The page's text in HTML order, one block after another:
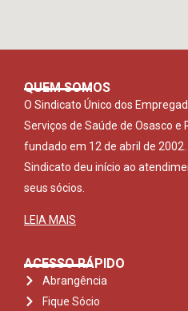
QUEM SOMOS
O Sindicato Único dos
Serviços de Saúde de Osasco e
fundado em 12 de abril de
Sindicato deu início ao
seus sócios.
LEIA MAIS
ACESSO RÁPIDO
Abrangência
Fique Sócio